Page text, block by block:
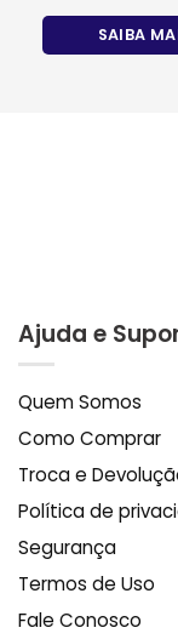
SAIBA
Ajuda e
Quem Somos
Como Comprar
Troca e
Política de
Segurança
Termos de Uso
Fale Conosco